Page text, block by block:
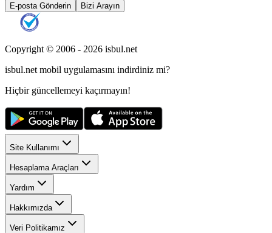
E-posta Gönderin Bizi Arayın
Copyright © 2006 - 2026 isbul.net
isbul.net mobil uygulamasını indirdiniz mi?
Hiçbir güncellemeyi kaçırmayın!
Site Kullanımı
Hesaplama Araçları
Yardım
Hakkımızda
Veri Politikamız